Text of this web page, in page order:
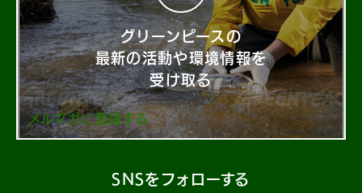
グリーンピースの
最新の活動や環境情報を
受け取る
メルマガに登録する
SNSをフォローする